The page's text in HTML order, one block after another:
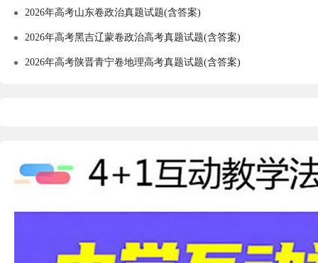
2026年高考山东卷政治真题试题(含答案)
2026年高考黑吉辽蒙卷政治高考真题试题(含答案)
2026年高考陕晋青宁卷地理高考真题试题(含答案)